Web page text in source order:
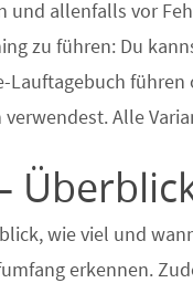
allenfalls vor
zu führen: Du
Lauftagebuch
Alle
wie viel und
erkennen.